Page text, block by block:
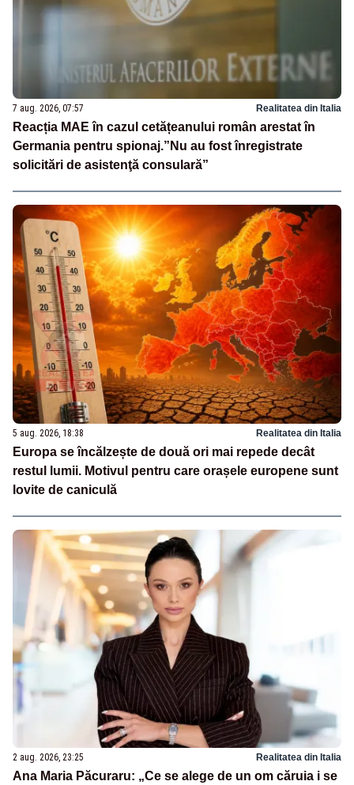
7 aug. 2026, 07:57 Realitatea din Italia
Reacția MAE în cazul cetățeanului român arestat în
Germania pentru spionaj.”Nu au fost înregistrate
solicitări de asistenţă consulară”
5 aug. 2026, 18:38 Realitatea din Italia
Europa se încălzește de două ori mai repede decât
restul lumii. Motivul pentru care orașele europene sunt
lovite de caniculă
2 aug. 2026, 23:25 Realitatea din Italia
Ana Maria Păcuraru: „Ce se alege de un om căruia i se